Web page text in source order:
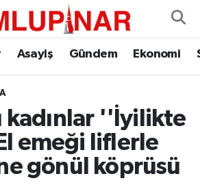
Asayiş Gündem Ekonomi
kadınlar ''İyilikte
emeği liflerle
gönül köprüsü
Durumu
Yoğunluk Haritası
Durumu ve Fikstür